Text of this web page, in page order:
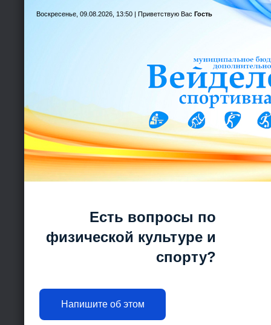
Воскресенье, 09.08.2026, 13:50 | Приветствую Вас Гость
Есть вопросы по
физической культуре и
спорту?
Напишите об этом